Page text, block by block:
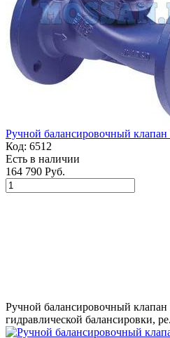
Ручной балансировочный
Код: 6512
Есть в наличии
164 790 Руб.
Ручной балансировочный клапан
гидравлической балансировки,